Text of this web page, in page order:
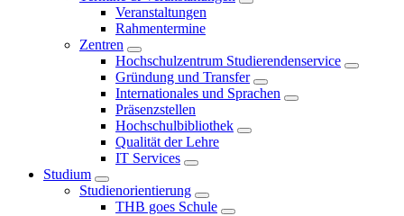
Veranstaltungen
Rahmentermine
Zentren
Hochschulzentrum Studierendenservice
Gründung und Transfer
Internationales und Sprachen
Präsenzstellen
Hochschulbibliothek
Qualität der Lehre
IT Services
Studium
Studienorientierung
THB goes Schule